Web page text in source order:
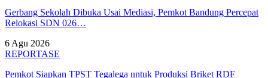
Gerbang Sekolah Dibuka Usai Mediasi, Pemkot Bandung Percepat
Relokasi SDN 026…
6 Agu 2026
REPORTASE
Pemkot Siapkan TPST Tegalega untuk Produksi Briket RDF